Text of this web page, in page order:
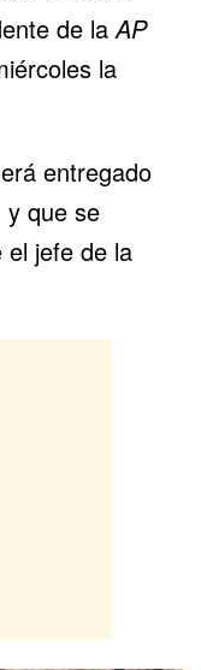
de la AP
la
entregado
y que se
el jefe de la